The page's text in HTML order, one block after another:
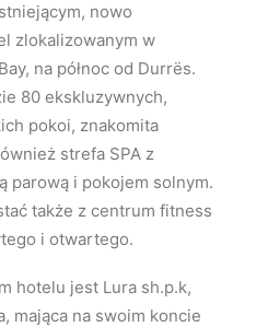
nowo
zlokalizowanym w
na północ od Durrës.
80 ekskluzywnych,
pokoi, znakomita
strefa SPA z
parową i pokojem solnym.
także z centrum fitness
i otwartego.
hotelu jest Lura sh.p.k,
mająca na swoim koncie